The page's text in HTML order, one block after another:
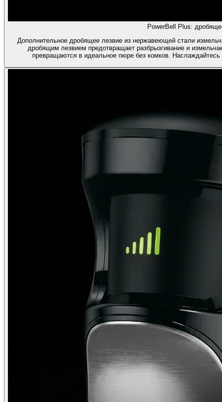
PowerBell Plus:
Дополнительное дробящее лезвие из нержавеющей стали
дробящим лезвием предотвращает разбрызгивание и
превращаются в идеальное пюре без комков. Наслаждайтесь